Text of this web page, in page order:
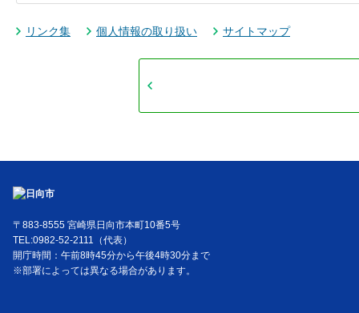
リンク集 個人情報の取り扱い サイトマップ
〒883-8555 宮崎県日向市本町10番5号
TEL:0982-52-2111（代表）
開庁時間：午前8時45分から午後4時30分まで
※部署によっては異なる場合があります。